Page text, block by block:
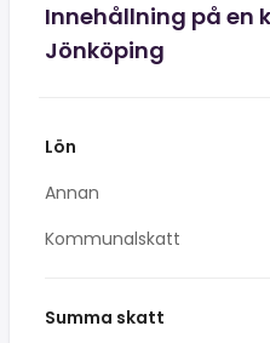
Innehållning på en
Jönköping
Lön
Annan
Kommunalskatt
Summa skatt